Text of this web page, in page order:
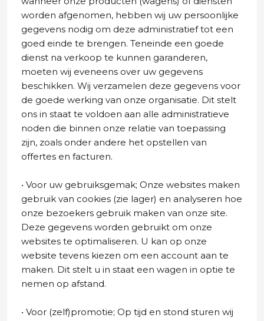
worden afgenomen, hebben wij uw persoonlijke
gegevens nodig om deze administratief tot een
goed einde te brengen. Teneinde een goede
dienst na verkoop te kunnen garanderen,
moeten wij eveneens over uw gegevens
beschikken. Wij verzamelen deze gegevens voor
de goede werking van onze organisatie. Dit stelt
ons in staat te voldoen aan alle administratieve
noden die binnen onze relatie van toepassing
zijn, zoals onder andere het opstellen van
offertes en facturen.
• Voor uw gebruiksgemak; Onze websites maken
gebruik van cookies (zie lager) en analyseren hoe
onze bezoekers gebruik maken van onze site.
Deze gegevens worden gebruikt om onze
websites te optimaliseren. U kan op onze
website tevens kiezen om een account aan te
maken. Dit stelt u in staat een wagen in optie te
nemen op afstand.
• Voor (zelf)promotie; Op tijd en stond sturen wij